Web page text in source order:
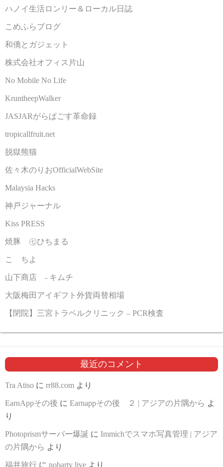
ハノイ生活ロンリー＆ローカル日誌
こめふらブログ
和僑とガジェット
株式会社オフィス片山
No Mobile No Life
KruntheepWalker
JASJARがらぱごす革命録
tropicallfruit.net
脱獄熊猫
佐々木のりおOfficialWebSite
Malaysia Hacks
神戸ジャーナル
Kiss PRESS
焼豚 ㊆ひちまる
こゝちよ
山下商店 - キムチ
大阪梅田アイギフト外貨両替相場
【閉院】三宮トラベルクリニック – PCR検査
最近のコメント
Tra Atiso に rr88.com より
EarnAppその後 に Earnappその後 ２ | アジアの片隅から よ
り
Photoprismサーバー爆誕 に Immichでスマホ写真管理 | アジア
の片隅から より
福井旅行 に nobartv live より